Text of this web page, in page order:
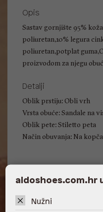
Opis
Sastav gornjište 95%
poliuretan,10% legura
poliuretan,potplat
proizvodom za njegu
Detalji
Oblik prstiju: Obli vrh
Vrsta obuće: Sandale na
Oblik pete: Stiletto peta
Način obuvanja: Na
aldoshoes.com.hr
Nužni